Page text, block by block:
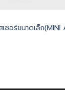
ซอร์ขนาดเล็ก(MINI